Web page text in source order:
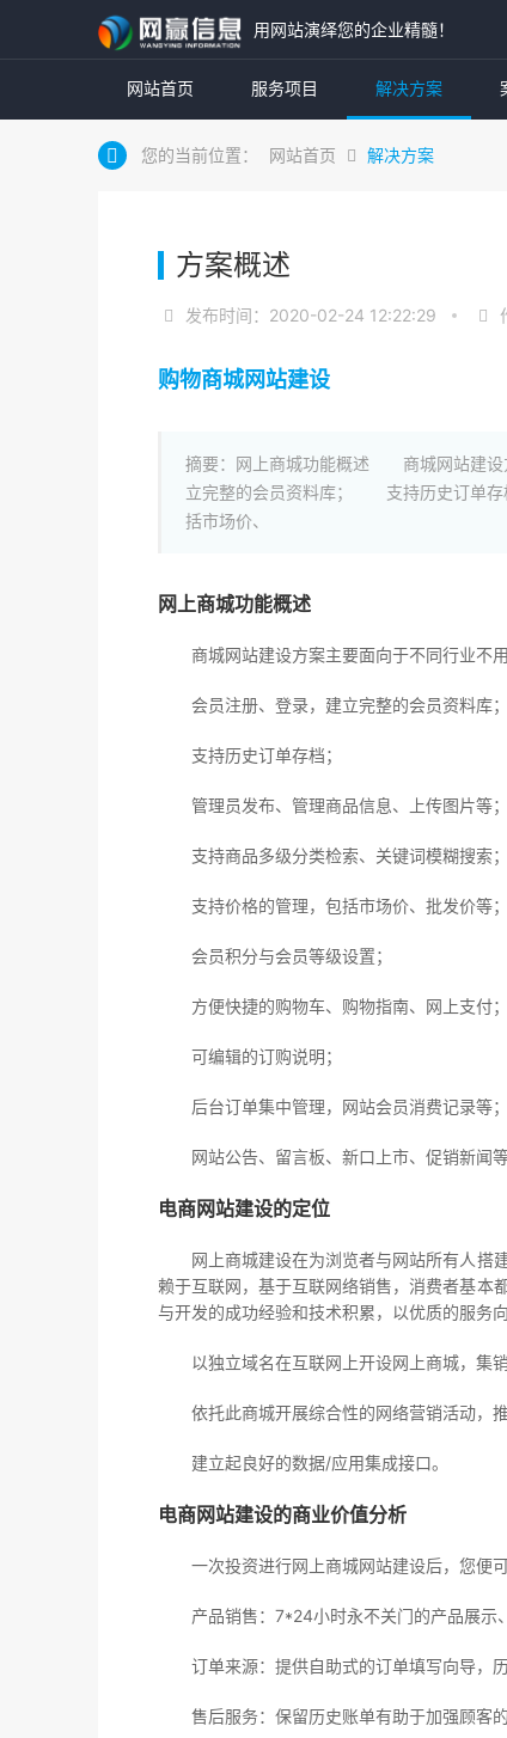
用网站演绎您的企业精髓！
网站首页 服务项目 解决方案
您的当前位置： 网站首页 解决方案
方案概述
发布时间：2020-02-24 12:22:29
购物商城网站建设
摘要：网上商城功能概述 商城网站建设
立完整的会员资料库； 支持历史订单
括市场价、
网上商城功能概述
商城网站建设方案主要面向于不同行业不用
会员注册、登录，建立完整的会员资料库；
支持历史订单存档；
管理员发布、管理商品信息、上传图片等；
支持商品多级分类检索、关键词模糊搜索；
支持价格的管理，包括市场价、批发价等；
会员积分与会员等级设置；
方便快捷的购物车、购物指南、网上支付；
可编辑的订购说明；
后台订单集中管理，网站会员消费记录等；
网站公告、留言板、新口上市、促销新闻等
电商网站建设的定位
网上商城建设在为浏览者与网站所有人搭建
赖于互联网，基于互联网络销售，消费者基本
与开发的成功经验和技术积累，以优质的服务
以独立域名在互联网上开设网上商城，集销
依托此商城开展综合性的网络营销活动，推
建立起良好的数据/应用集成接口。
电商网站建设的商业价值分析
一次投资进行网上商城网站建设后，您便可
产品销售：7*24小时永不关门的产品展示、
订单来源：提供自助式的订单填写向导，历
售后服务：保留历史账单有助于加强顾客的